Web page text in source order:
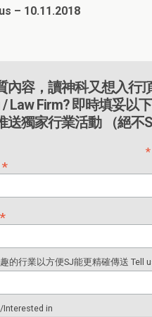
– 10.11.2018
內容，讀神科又想入行
/ Law Firm? 即時填妥以
送獨家行業活動 （絕不
*
*
*
的行業以方便SJ能更精確傳送 Tell
in